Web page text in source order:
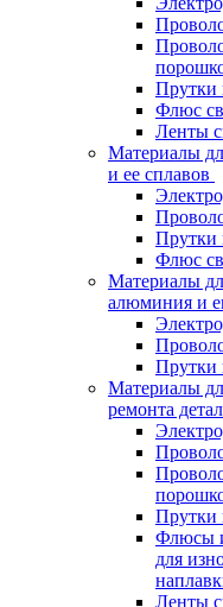
Прутки
Флюс
Ленты
Материалы
и ее сплавов
Прутки
Флюс
Материалы
алюминия и
Прутки
Материалы
ремонта
Прутки
Флюсы
для
Ленты